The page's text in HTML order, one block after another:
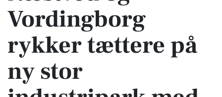
Vordingborg
rykker tættere på
ny stor